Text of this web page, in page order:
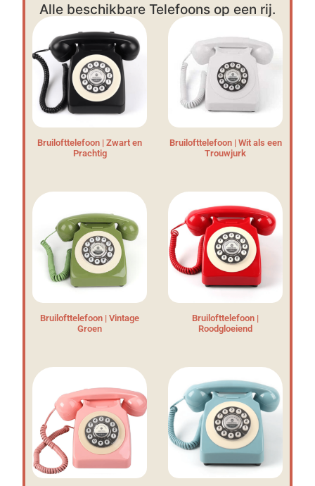
Alle beschikbare Telefoons op een rij.
Bruilofttelefoon | Zwart en
Prachtig
Bruilofttelefoon | Wit als een
Trouwjurk
Bruilofttelefoon | Vintage
Groen
Bruilofttelefoon |
Roodgloeiend